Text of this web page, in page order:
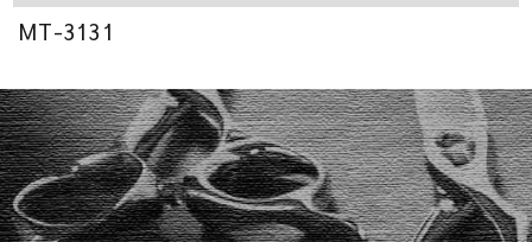
MT-3131